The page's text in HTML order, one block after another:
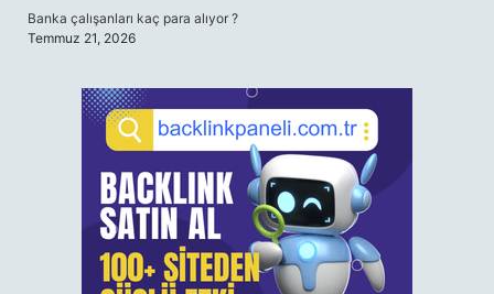
Banka çalışanları kaç para alıyor ?
Temmuz 21, 2026